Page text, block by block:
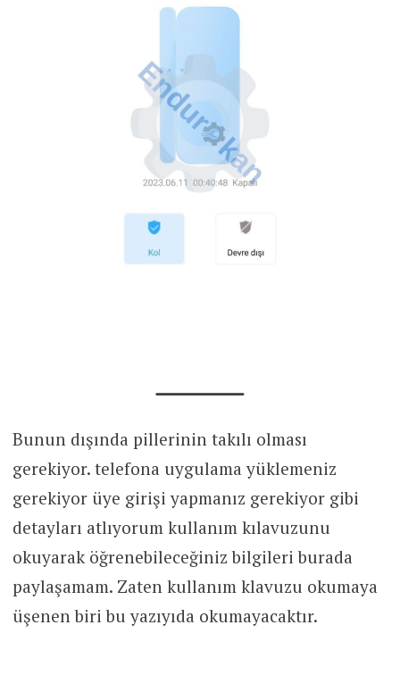
Bunun dışında pillerinin takılı olması
gerekiyor. telefona uygulama yüklemeniz
gerekiyor üye girişi yapmanız gerekiyor gibi
detayları atlıyorum kullanım kılavuzunu
okuyarak öğrenebileceğiniz bilgileri burada
paylaşamam. Zaten kullanım klavuzu okumaya
üşenen biri bu yazıyıda okumayacaktır.